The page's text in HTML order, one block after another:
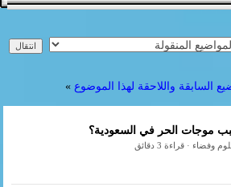
السابقة واللاحقة لهذا الموضوع »
موجات الحر في السعودية؟
وفضاء · قراءة 3 دقائق